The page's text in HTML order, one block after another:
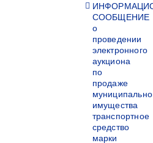
СООБЩЕНИЕ
о
проведении
электронного
аукциона
по
продаже
имущества
транспортное
средство
марки